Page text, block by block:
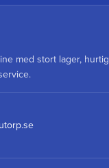
med stort lager, hurtig